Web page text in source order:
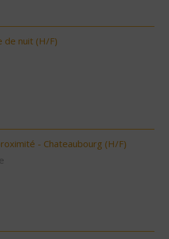
de nuit (H/F)
- Chateaubourg (H/F)